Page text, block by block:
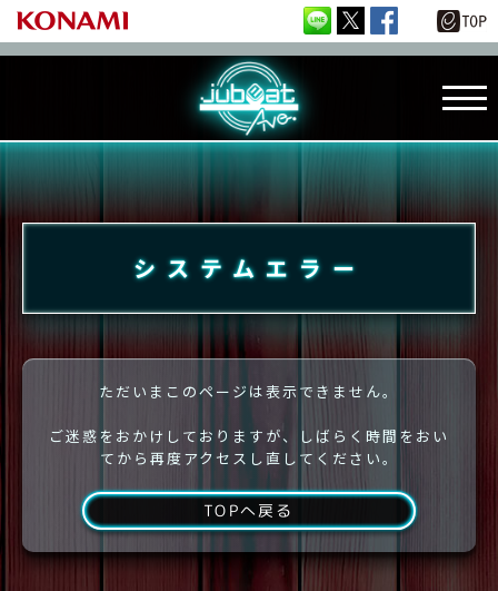
システムエラー
ただいまこのページは表示できません。
ご迷惑をおかけしておりますが、しばらく時間をおい
てから再度アクセスし直してください。
TOPへ戻る